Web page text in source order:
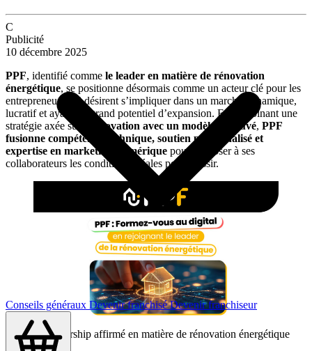
Conseils généraux Devenir franchiséDevenir franchiseur
C
Publicité
10 décembre 2025
PPF, identifié comme le leader en matière de rénovation
énergétique, se positionne désormais comme un acteur clé pour les
entrepreneurs qui désirent s’impliquer dans un marché dynamique,
lucratif et ayant un grand potentiel d’expansion. En combinant une
stratégie axée sur
l’innovation avec un modèle éprouvé, PPF
fusionne compétence technique, soutien personnalisé et
expertise en marketing numérique pour proposer à ses
collaborateurs les conditions idéales pour réussir.
PPF : un leadership affirmé en matière de rénovation énergétique